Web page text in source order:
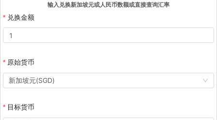
输入兑换新加坡元或人民币数额或直接查询汇率
兑换金额
原始货币
新加坡元(SGD)
目标货币